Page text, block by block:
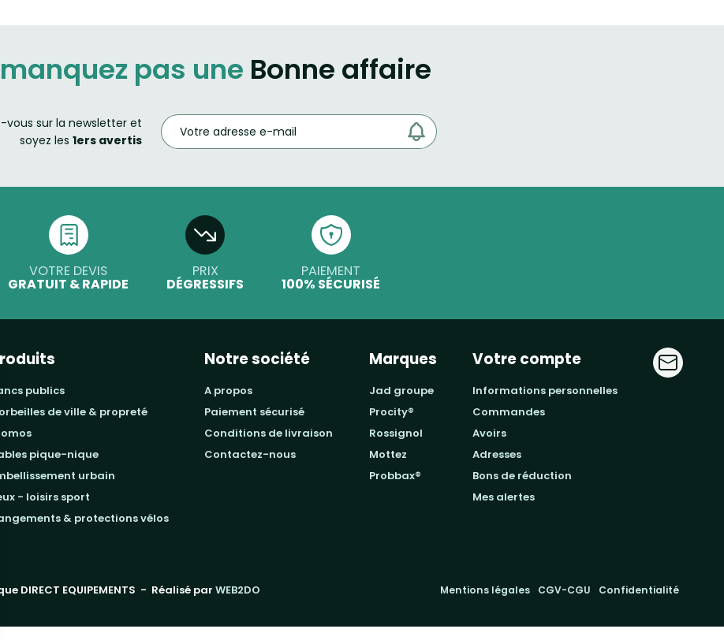
pas une Bonne affaire
vous sur la newsletter et
soyez les 1ers avertis
VOTRE DEVIS
GRATUIT & RAPIDE
PRIX
DÉGRESSIFS
PAIEMENT
100% SÉCURISÉ
publics
corbeilles de ville & propreté
pique-nique
urbain
- loisirs sport
& protections vélos
Notre société
a propos
paiement sécurisé
conditions de livraison
contactez-nous
Marques
jad groupe
procity®
rossignol
mottez
probbax®
Votre compte
informations personnelles
commandes
avoirs
adresses
bons de réduction
mes alertes
DIRECT EQUIPEMENTS - Réalisé par WEB2DO Mentions légales CGV-CGU Confidentialité